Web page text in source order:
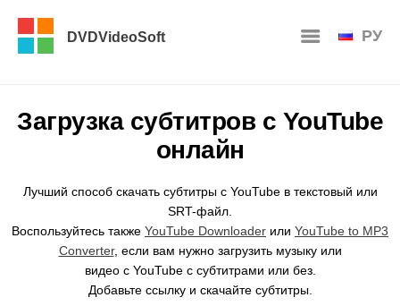
DVDVideoSoft РУ
Загрузка субтитров с YouTube
онлайн
Лучший способ скачать субтитры с YouTube в текстовый или
SRT-файл.
Воспользуйтесь также YouTube Downloader или YouTube to MP3
Converter, если вам нужно загрузить музыку или
видео с YouTube с субтитрами или без.
Добавьте ссылку и скачайте субтитры.